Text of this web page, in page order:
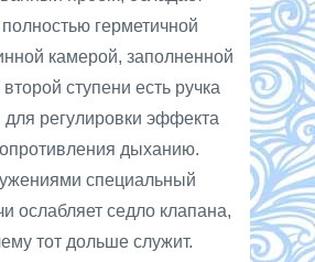
герметичной
камерой, заполненной
ступени есть ручка
регулировки эффекта
дыханию.
специальный
ослабляет седло клапана,
тот дольше служит.